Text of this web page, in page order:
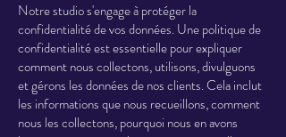
Notre studio s'engage à protéger la
confidentialité de vos données. Une politique de
confidentialité est essentielle pour expliquer
comment nous collectons, utilisons, divulguons
et gérons les données de nos clients. Cela inclut
les informations que nous recueillons, comment
nous les collectons, pourquoi nous en avons